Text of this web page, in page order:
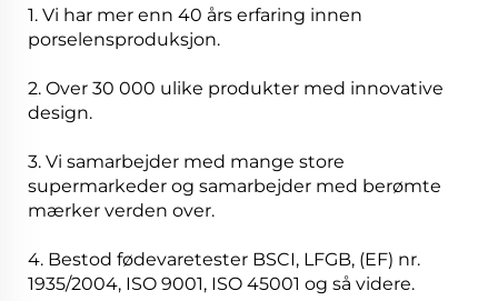
1. Vi har mer enn 40 års erfaring innen
porselensproduksjon.
2. Over 30 000 ulike produkter med innovative
design.
3. Vi samarbejder med mange store
supermarkeder og samarbejder med berømte
mærker verden over.
4. Bestod fødevaretester BSCI, LFGB, (EF) nr.
1935/2004, ISO 9001, ISO 45001 og så videre.